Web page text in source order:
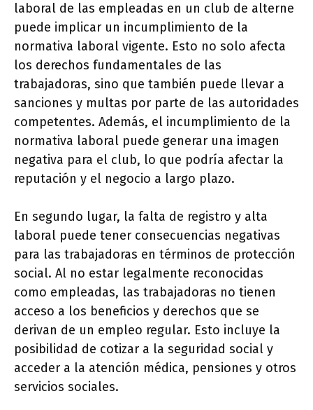
laboral de las empleadas en un club de alterne
puede implicar un incumplimiento de la
normativa laboral vigente. Esto no solo afecta
los derechos fundamentales de las
trabajadoras, sino que también puede llevar a
sanciones y multas por parte de las autoridades
competentes. Además, el incumplimiento de la
normativa laboral puede generar una imagen
negativa para el club, lo que podría afectar la
reputación y el negocio a largo plazo.
En segundo lugar, la falta de registro y alta
laboral puede tener consecuencias negativas
para las trabajadoras en términos de protección
social. Al no estar legalmente reconocidas
como empleadas, las trabajadoras no tienen
acceso a los beneficios y derechos que se
derivan de un empleo regular. Esto incluye la
posibilidad de cotizar a la seguridad social y
acceder a la atención médica, pensiones y otros
servicios sociales.